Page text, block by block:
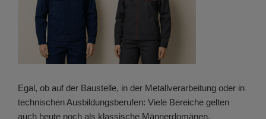
Egal, ob auf der Baustelle, in der Metallverarbeitung oder in
technischen Ausbildungsberufen: Viele Bereiche gelten
auch heute noch als klassische Männerdomänen.